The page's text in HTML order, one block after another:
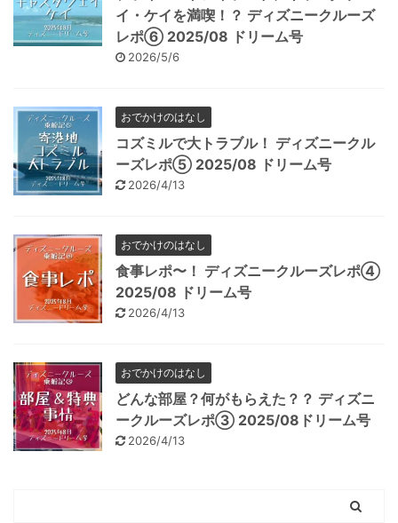
イ・ケイを満喫！？ ディズニークルーズ
レポ⑥ 2025/08 ドリーム号
2026/5/6
おでかけのはなし
コズミルで大トラブル！ ディズニークル
ーズレポ⑤ 2025/08 ドリーム号
2026/4/13
おでかけのはなし
食事レポ〜！ ディズニークルーズレポ④
2025/08 ドリーム号
2026/4/13
おでかけのはなし
どんな部屋？何がもらえた？？ ディズニ
ークルーズレポ③ 2025/08ドリーム号
2026/4/13